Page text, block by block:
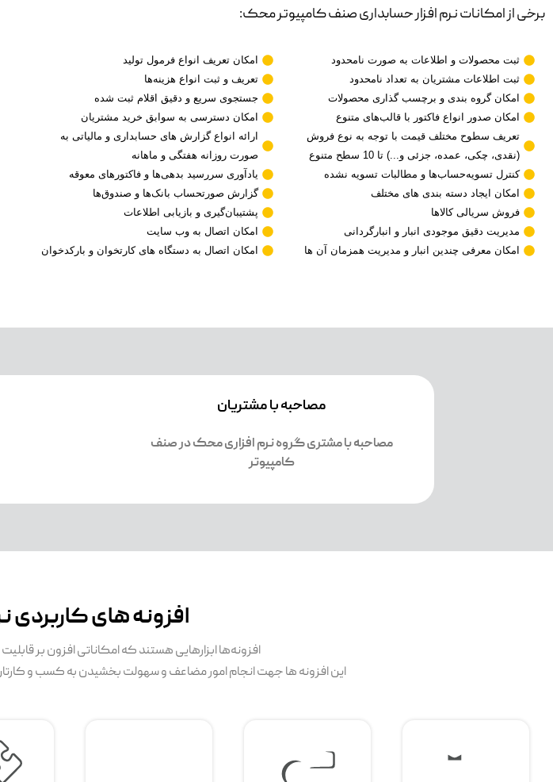
برخی از امکانات نرم افزار حسابداری صنف کامپیوتر محک:
ثبت محصولات و اطلاعات به صورت نامحدود
ثبت اطلاعات مشتریان به تعداد نامحدود
امکان گروه بندی و برچسب گذاری محصولات
امکان صدور انواع فاکتور با قالب‌های متنوع
تعریف سطوح مختلف قیمت با توجه به نوع فروش
(نقدی، چکی، عمده، جزئی و...) تا 10 سطح متنوع
کنترل تسویه‌حساب‌ها و مطالبات تسویه نشده‌
امکان ایجاد دسته بندی های مختلف
فروش سریالی کالاها
مدیریت دقیق موجودی انبار و انبارگردانی
امکان معرفی چندین انبار و مدیریت همزمان آن ها
امکان تعریف انواع فرمول تولید
تعریف و ثبت انواع هزینه‌ها
جستجوی سریع و دقیق اقلام ثبت شده​
امکان دسترسی به سوابق خرید مشتریان
ارائه انواع گزارش های حسابداری و مالیاتی به
صورت روزانه هفتگی و ماهانه
یادآوری سررسید بدهی‌ها و فاکتورهای معوقه
گزارش صورتحساب بانک‌ها و صندوق‌ها
پشتیبان‌گیری و بازیابی اطلاعات
امکان اتصال به وب سایت
امکان اتصال به دستگاه های کارتخوان و بارکدخوان
مصاحبه با مشتریان
مصاحبه با مشتری گروه نرم افزاری محک در صنف
کامپیوتر
افزونه های کاربردی
افزونه‌ها ابزارهایی هستند که امکاناتی افزون بر
این افزونه ها جهت انجام امور مضاعف و سهولت بخشیدن به کسب و کارتان